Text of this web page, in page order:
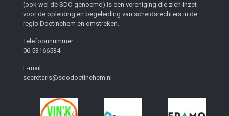
(ook wel de SDO genoemd) is een vereniging die zich inzet
voor de opleiding en begeleiding van scheidsrechters in de
regio Doetinchem en omstreken.
Telefoonnummer:
06 53166534
E-mail:
secretaris@sdodoetinchem.nl